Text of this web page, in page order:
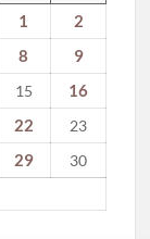
1 2
8 9
15 16
22
23
29
30